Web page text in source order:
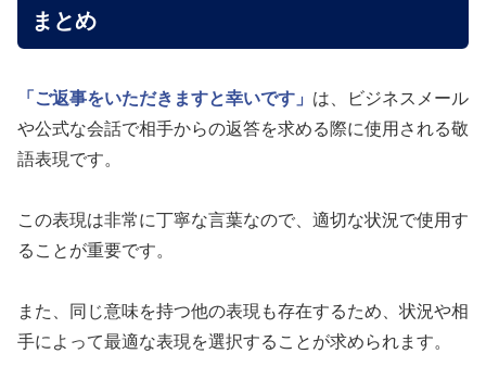
まとめ
「ご返事をいただきますと幸いです」 は、ビジネスメール
や公式な会話で相手からの返答を求める際に使用される敬
語表現です。
この表現は非常に丁寧な言葉なので、適切な状況で使用す
ることが重要です。
また、同じ意味を持つ他の表現も存在するため、状況や相
手によって最適な表現を選択することが求められます。